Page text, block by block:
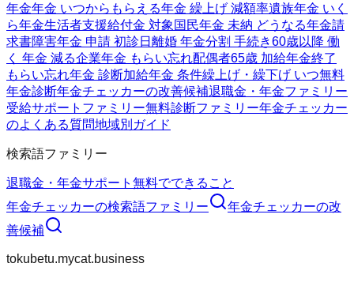
年金年金 いつからもらえる年金 繰上げ 減額率遺族年金 いく
ら年金生活者支援給付金 対象 国民年金 未納 どうなる年金請
求書障害年金 申請 初診日 離婚 年金分割 手続き60歳以降 働
く 年金 減る企業年金 もらい忘れ配偶者65歳 加給年金終了
もらい忘れ年金 診断加給年金 条件繰上げ・繰下げ いつ無料
年金診断年金チェッカーの改善候補退職金・年金ファミリー
受給サポートファミリー無料診断ファミリー年金チェッカー
のよくある質問地域別ガイド
検索語ファミリー
退職金・年金サポート 無料でできること
年金チェッカーの検索語ファミリー 年金チェッカーの改
善候補
tokubetu.mycat.business